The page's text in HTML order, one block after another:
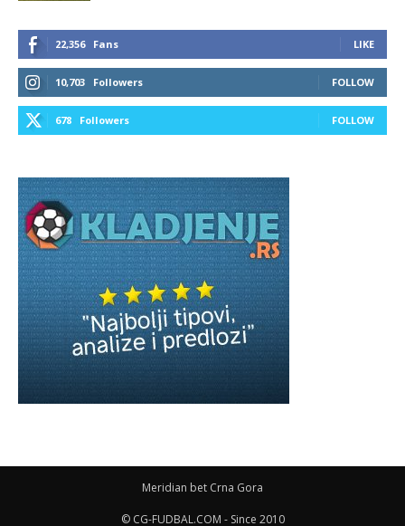
22,356 Fans LIKE
10,703 Followers FOLLOW
678 Followers FOLLOW
Meridian bet Crna Gora
© CG-FUDBAL.COM - Since 2010